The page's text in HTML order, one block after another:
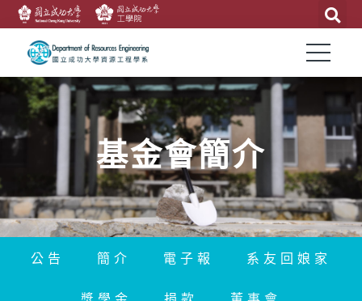
基金會簡介
公告 簡介 電子報 系友回娘家